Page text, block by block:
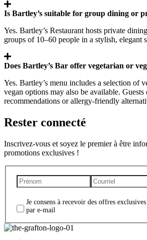
Is Bartley’s suitable for group dining or
Yes. Bartley’s Restaurant hosts private
groups of 10–60 people in a stylish, elegant
Does Bartley’s Bar offer vegetarian or
Yes. Bartley’s menu includes a selection of
vegan options may also be available. Guests
recommendations or allergy-friendly
Rester connecté
Inscrivez-vous et soyez le premier à être
promotions exclusives !
Je consens à recevoir des offres exclusives
par e-mail